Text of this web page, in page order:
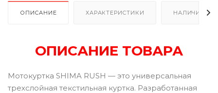
ОПИСАНИЕ ХАРАКТЕРИСТИКИ НАЛИЧИЕ
ОПИСАНИЕ ТОВАРА
Мотокуртка SHIMA RUSH — это универсальная
трехслойная текстильная куртка. Разработанная